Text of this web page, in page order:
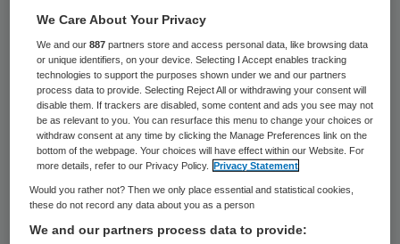
beloningslijstje wordt met een gemiddeld
jaarinkomen van tussen de 350 en 500
duizend euro aangevoerd door de
Verenigde Staten, gevolgd door Noorwegen
(190 tot 220 duizend euro) en Groot-
Brittannië (170 tot 200 duizend euro). In
Nederland verdienen zorgbestuurders
gemiddeld tussen de 140 en 180 duizend
euro. Deze gemiddelden vormen overigens
We Care About Your Privacy
We and our887 partners store and access personal data, like browsing data
or unique identifiers, on your device. Selecting I Accept enables tracking
technologies to support the purposes shown under we and our partners
process data to provide. Selecting Reject All or withdrawing your consent will
disable them. If trackers are disabled, some content and ads you see may not
be as relevant to you. You can resurface this menu to change your choices or
withdraw consent at any time by clicking the Manage Preferences link on the
bottom of the webpage. Your choices will have effect within our Website. For
more details, refer to our Privacy Policy.
Privacy Statement
Would you rather not? Then we only place essential and statistical cookies,
these do not record any data about you as a person
We and our partners process data to provide: